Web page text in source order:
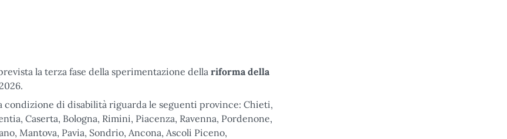
la terza fase della sperimentazione della riforma della
condizione di disabilità riguarda le seguenti province: Chieti,
Caserta, Bologna, Rimini, Piacenza, Ravenna, Pordenone,
Mantova, Pavia, Sondrio, Ancona, Ascoli Piceno,